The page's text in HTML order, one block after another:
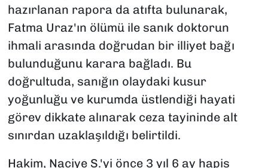
hazırlanan rapora da atıfta bulunarak,
Fatma Uraz'ın ölümü ile sanık doktorun
ihmali arasında doğrudan bir illiyet bağı
bulunduğunu karara bağladı. Bu
doğrultuda, sanığın olaydaki kusur
yoğunluğu ve kurumda üstlendiği hayati
görev dikkate alınarak ceza tayininde alt
sınırdan uzaklaşıldığı belirtildi.
Hakim, Naciye S.'yi önce 3 yıl 6 ay hapis